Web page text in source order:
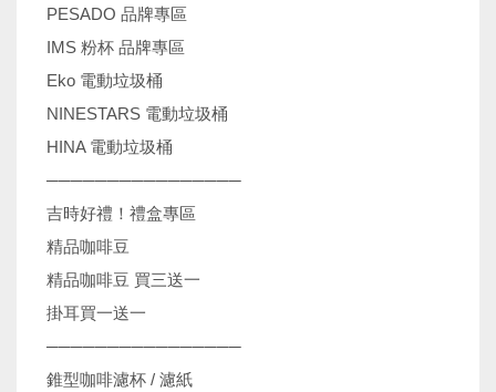
PESADO 品牌專區
IMS 粉杯 品牌專區
Eko 電動垃圾桶
NINESTARS 電動垃圾桶
HINA 電動垃圾桶
────────────────
吉時好禮！禮盒專區
精品咖啡豆
精品咖啡豆 買三送一
掛耳買一送一
────────────────
錐型咖啡濾杯 / 濾紙